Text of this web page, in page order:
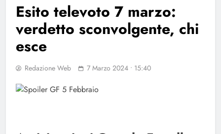
Esito televoto 7 marzo:
verdetto sconvolgente, chi
esce
Redazione Web 7 Marzo 2024 • 15:40